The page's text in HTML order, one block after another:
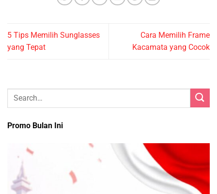
5 Tips Memilih Sunglasses
yang Tepat
Cara Memilih Frame
Kacamata yang Cocok
Promo Bulan Ini